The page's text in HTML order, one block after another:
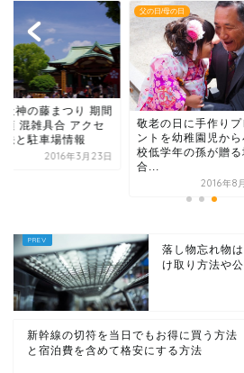
天神の藤まつり 期間
頃 混雑具合 アクセ
法と駐車場情報
2016年3月23日
父の日/母の日
敬老の日に手作りプ
ントを幼稚園児から
校低学年の孫が贈る
合...
2016年8
落し物忘れ物
け取り方法や
新幹線の切符を当日でもお得に買う方法
と宿泊費を含めて格安にする方法